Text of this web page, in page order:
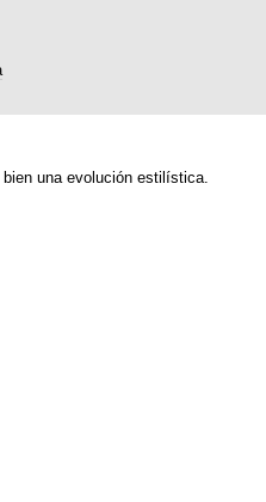
una evolución estilística.